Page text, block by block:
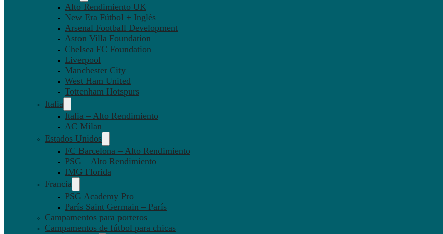
Alto Rendimiento UK
New Era Fútbol + Inglés
Arsenal Football Development
Aston Villa Foundation
Chelsea FC Foundation
Liverpool
Manchester City
West Ham United
Tottenham Hotspurs
Italia
Italia – Alto Rendimiento
AC Milan
Estados Unidos
FC Barcelona – Alto Rendimiento
PSG – Alto Rendimiento
IMG Florida
Francia
PSG Academy Pro
París Saint Germain – París
Campamentos para porteros
Campamentos de fútbol para chicas